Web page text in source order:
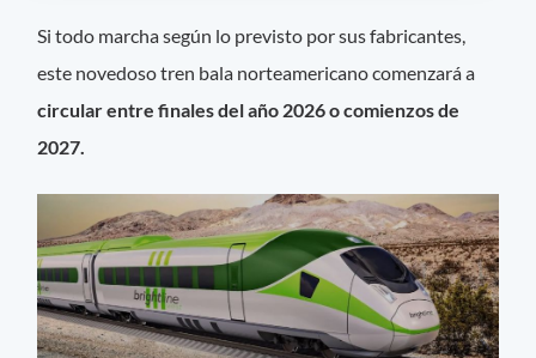
Si todo marcha según lo previsto por sus fabricantes,
este novedoso tren bala norteamericano comenzará a
circular entre finales del año 2026 o comienzos de
2027.